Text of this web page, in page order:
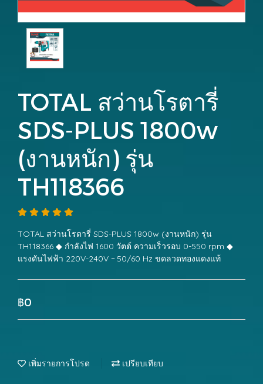
TOTAL สว่านโรตารี่
SDS-PLUS 1800w
(งานหนัก) รุ่น
TH118366
TOTAL สว่านโรตารี่ SDS-PLUS 1800w (งานหนัก) รุ่น
TH118366 ◆ กำลังไฟ 1600 วัตต์ ความเร็วรอบ 0-550 rpm ◆
แรงดันไฟฟ้า 220V-240V ~ 50/60 Hz ขดลวดทองแดงแท้
฿0
เพิ่มรายการโปรด เปรียบเทียบ